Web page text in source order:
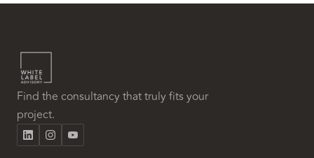
Find the consultancy that truly fits your
project.